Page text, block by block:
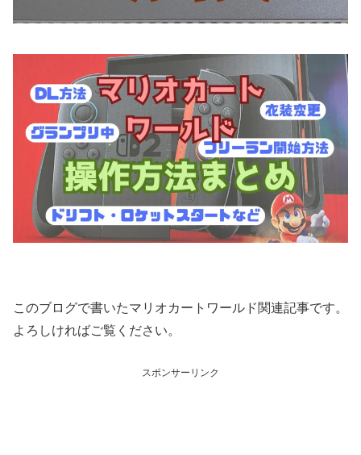
このブログで書いたマリオカートワールド関連記事です。
よろしければご覧ください。
スポンサーリンク